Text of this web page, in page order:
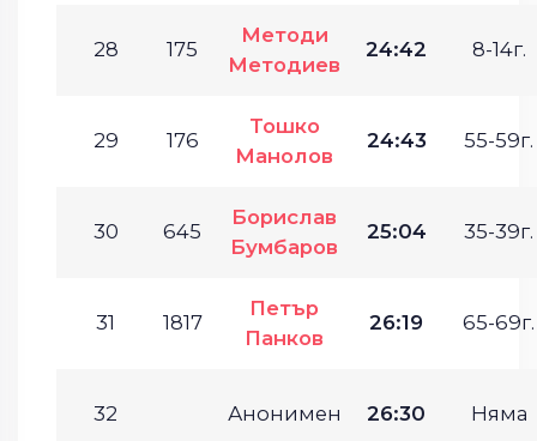
28 175
Методи
Методиев
24:42 8-14г.
29 176
Тошко
Манолов
24:43 55-59г.
30 645
Борислав
Бумбаров
25:04 35-39г.
31 1817
Петър
Панков
26:19 65-69г.
32 Анонимен 26:30 Няма